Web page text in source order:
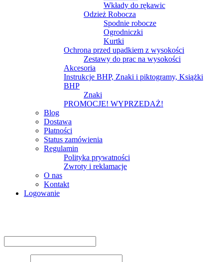
Wkłady do rękawic
Odzież Robocza
Spodnie robocze
Ogrodniczki
Kurtki
Ochrona przed upadkiem z wysokości
Zestawy do prac na wysokości
Akcesoria
Instrukcje BHP, Znaki i piktogramy, Książki
BHP
Znaki
PROMOCJE! WYPRZEDAŻ!
Blog
Dostawa
Płatności
Status zamówienia
Regulamin
Polityka prywatności
Zwroty i reklamacje
O nas
Kontakt
Logowanie